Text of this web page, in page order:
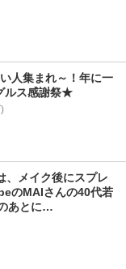
人集まれ～！年に一
ルス感謝祭★
、メイク後にスプレ
のMAIさんの40代若
あとに…